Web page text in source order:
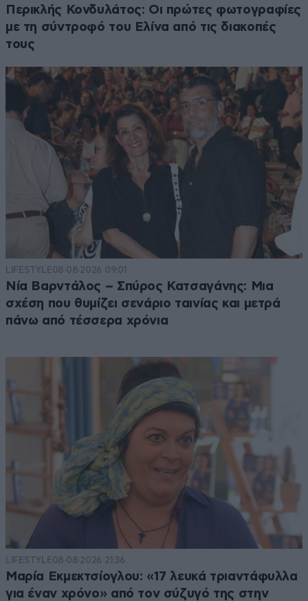
Περικλής Κονδυλάτος: Οι πρώτες φωτογραφίες
με τη σύντροφό του Ελίνα από τις διακοπές
τους
LIFESTYLE08·08·2026 09:01
Νία Βαρντάλος – Σπύρος Κατσαγάνης: Μια
σχέση που θυμίζει σενάριο ταινίας και μετρά
πάνω από τέσσερα χρόνια
LIFESTYLE08·08·2026 21:36
Μαρία Εκμεκτσίογλου: «17 λευκά τριαντάφυλλα
για έναν χρόνο» από τον σύζυγό της στην